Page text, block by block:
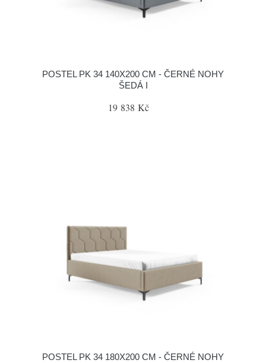
POSTEL PK 34 140X200 CM - ČERNÉ NOHY
ŠEDÁ I
19 838 Kč
POSTEL PK 34 180X200 CM - ČERNÉ NOHY